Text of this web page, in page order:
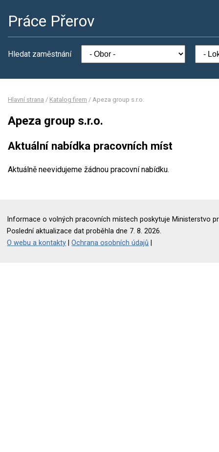
Práce Přerov
Hledat zaměstnání
Hlavní strana / Katalog firem / Apeza group s.r.o.
Apeza group s.r.o.
Aktuální nabídka pracovních míst
Aktuálně neevidujeme žádnou pracovní nabídku.
Informace o volných pracovních místech poskytuje Ministerstvo
Poslední aktualizace dat proběhla dne 7. 8. 2026.
O webu a kontakty |Ochrana osobních údajů